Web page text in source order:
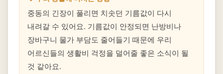
중동의 긴장이 풀리면 치솟던 기름값이 다시
내려갈 수 있어요. 기름값이 안정되면 난방비나
장바구니 물가 부담도 줄어들기 때문에 우리
어르신들의 생활비 걱정을 덜어줄 좋은 소식이 될
것 같아요.